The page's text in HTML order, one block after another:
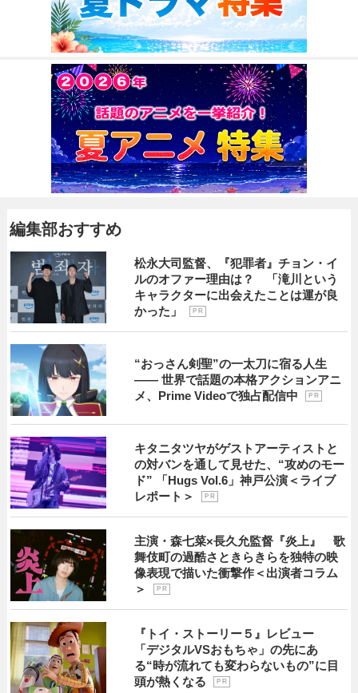
編集部おすすめ
松永大司監督、『犯罪者』チョン・イ
ルのオファー理由は？ 「滝川という
キャラクターに出会えたことは運が良
かった」
P R
“おっさん剣聖”の一太刀に宿る人生
―― 世界で話題の本格アクションアニ
メ、Prime Videoで独占配信中
P R
キタニタツヤがゲストアーティストと
の対バンを通して見せた、“攻めのモー
ド” 「Hugs Vol.6」神戸公演＜ライブ
レポート＞
P R
主演・森七菜×長久允監督『炎上』 歌
舞伎町の過酷さときらきらを独特の映
像表現で描いた衝撃作＜出演者コラム
＞
P R
『トイ・ストーリー５』レビュー
「デジタルVSおもちゃ」の先にあ
る“時が流れても変わらないもの”に目
頭が熱くなる
P R